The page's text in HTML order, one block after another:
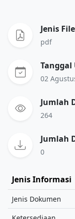
Jenis File
pdf
Tanggal
02
Jumlah
264
Jumlah
0
Jenis Informasi
Jenis Dokumen